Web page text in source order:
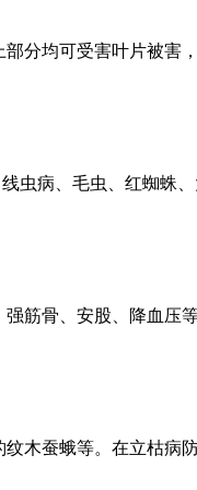
分均可受害叶片被害
虫病、毛虫、红蜘蛛
筋骨、安股、降血压
木蚕蛾等。在立枯病